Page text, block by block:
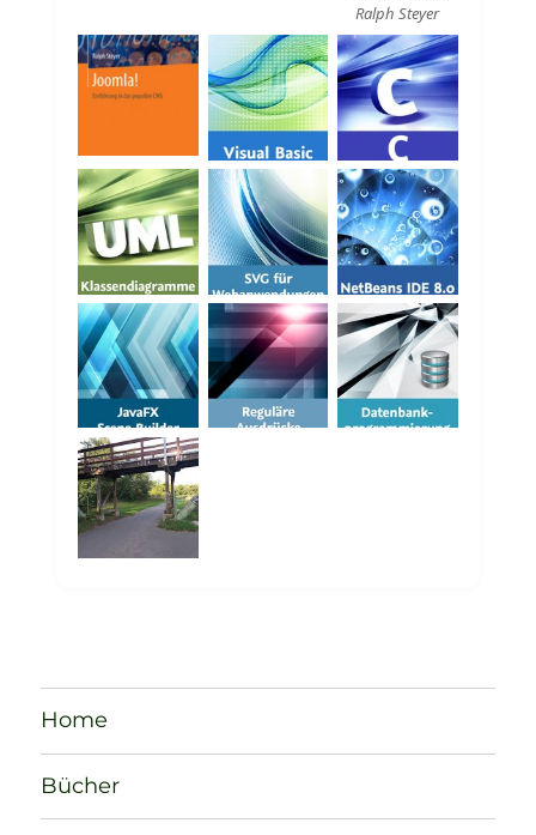
Ralph Steyer
Home
Bücher